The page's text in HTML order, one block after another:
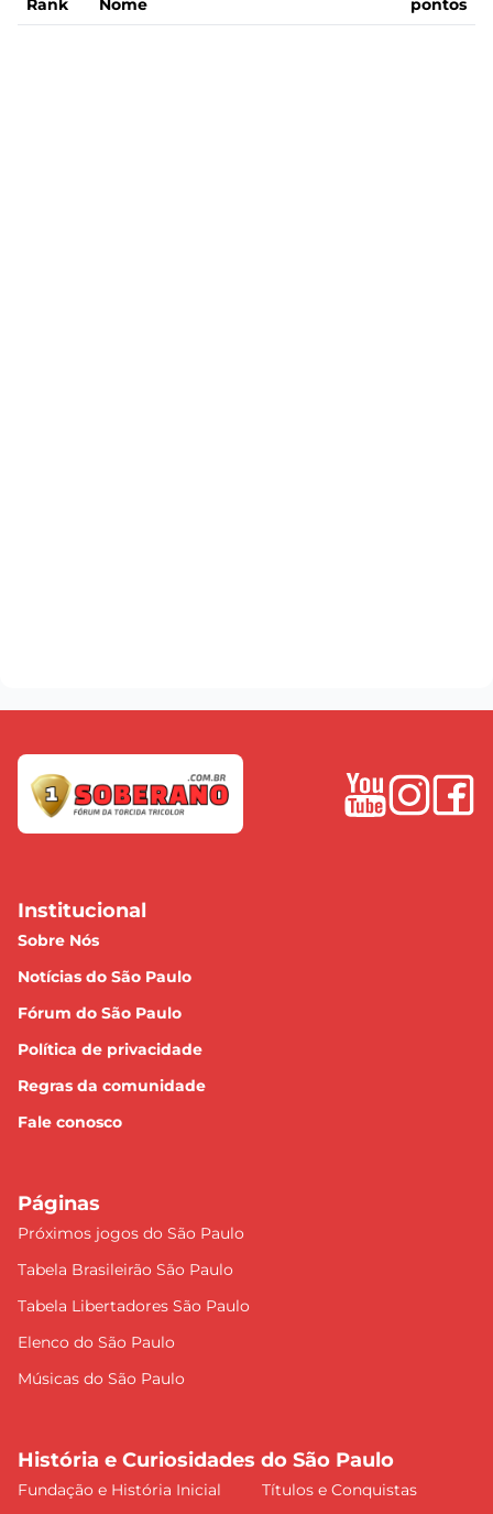
Rank Nome pontos
Institucional
Sobre Nós
Notícias do São Paulo
Fórum do São Paulo
Política de privacidade
Regras da comunidade
Fale conosco
Páginas
Próximos jogos do São Paulo
Tabela Brasileirão São Paulo
Tabela Libertadores São Paulo
Elenco do São Paulo
Músicas do São Paulo
História e Curiosidades do São Paulo
Fundação e História Inicial
Títulos e Conquistas